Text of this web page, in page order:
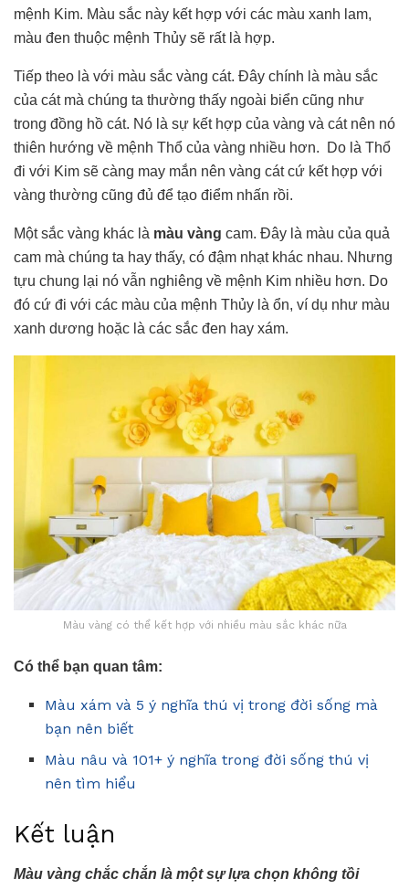
mệnh Kim. Màu sắc này kết hợp với các màu xanh lam,
màu đen thuộc mệnh Thủy sẽ rất là hợp.
Tiếp theo là với màu sắc vàng cát. Đây chính là màu sắc
của cát mà chúng ta thường thấy ngoài biển cũng như
trong đồng hồ cát. Nó là sự kết hợp của vàng và cát nên nó
thiên hướng về mệnh Thổ của vàng nhiều hơn. Do là Thổ
đi với Kim sẽ càng may mắn nên vàng cát cứ kết hợp với
vàng thường cũng đủ để tạo điểm nhấn rồi.
Một sắc vàng khác là màu vàng cam. Đây là màu của quả
cam mà chúng ta hay thấy, có đậm nhạt khác nhau. Nhưng
tựu chung lại nó vẫn nghiêng về mệnh Kim nhiều hơn. Do
đó cứ đi với các màu của mệnh Thủy là ổn, ví dụ như màu
xanh dương hoặc là các sắc đen hay xám.
Màu vàng có thể kết hợp với nhiều màu sắc khác nữa
Có thể bạn quan tâm:
Màu xám và 5 ý nghĩa thú vị trong đời sống mà
bạn nên biết
Màu nâu và 101+ ý nghĩa trong đời sống thú vị
nên tìm hiểu
Kết luận
Màu vàng chắc chắn là một sự lựa chọn không tồi